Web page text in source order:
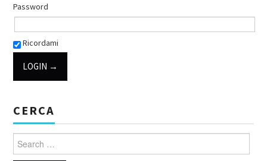
Password
Ricordami
CERCA
Search for: